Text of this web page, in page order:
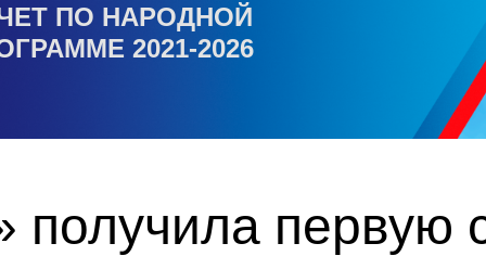
ПО НАРОДНОЙ
2021-2026
получила первую